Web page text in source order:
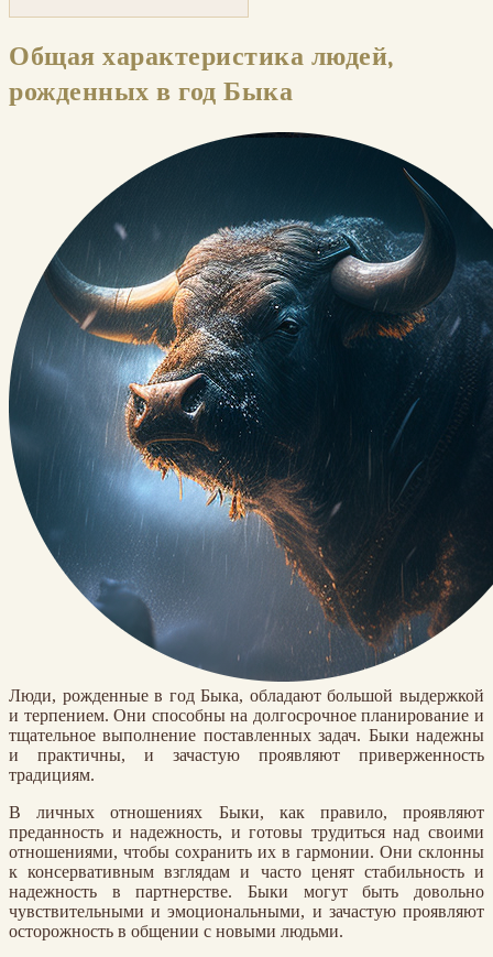
Общая характеристика людей,
рожденных в год Быка
Люди, рожденные в год Быка, обладают большой выдержкой
и терпением. Они способны на долгосрочное планирование и
тщательное выполнение поставленных задач. Быки надежны
и практичны, и зачастую проявляют приверженность
традициям.
В личных отношениях Быки, как правило, проявляют
преданность и надежность, и готовы трудиться над своими
отношениями, чтобы сохранить их в гармонии. Они склонны
к консервативным взглядам и часто ценят стабильность и
надежность в партнерстве. Быки могут быть довольно
чувствительными и эмоциональными, и зачастую проявляют
осторожность в общении с новыми людьми.